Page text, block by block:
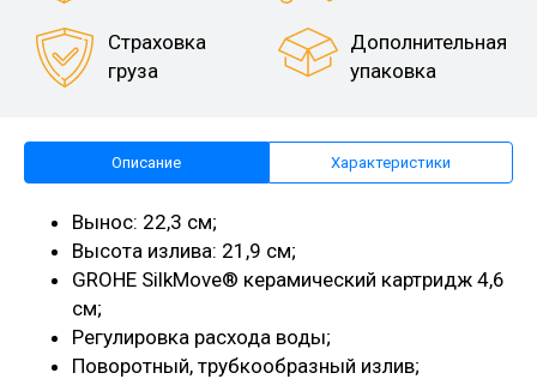
Страховка
груза
Дополнительная
упаковка
Описание Характеристики
Вынос: 22,3 см;
Высота излива: 21,9 см;
GROHE SilkMove® керамический картридж 4,6
см;
Регулировка расхода воды;
Поворотный, трубкообразный излив;